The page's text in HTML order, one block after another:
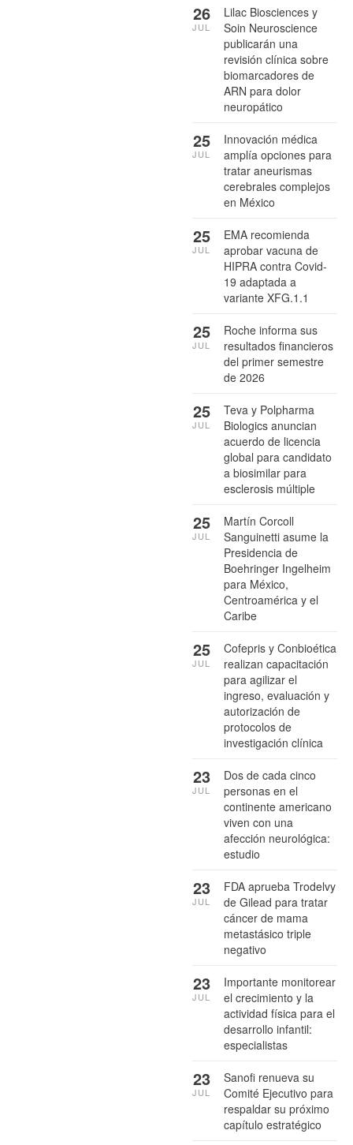
Lilac Biosciences y
Soin Neuroscience
publicarán una
revisión clínica sobre
biomarcadores de
ARN para dolor
neuropático
26
JUL
Innovación médica
amplía opciones para
tratar aneurismas
cerebrales complejos
en México
25
JUL
EMA recomienda
aprobar vacuna de
HIPRA contra Covid-
19 adaptada a
variante XFG.1.1
25
JUL
Roche informa sus
resultados financieros
del primer semestre
de 2026
25
JUL
Teva y Polpharma
Biologics anuncian
acuerdo de licencia
global para candidato
a biosimilar para
esclerosis múltiple
25
JUL
Martín Corcoll
Sanguinetti asume la
Presidencia de
Boehringer Ingelheim
para México,
Centroamérica y el
Caribe
25
JUL
Cofepris y Conbioética
realizan capacitación
para agilizar el
ingreso, evaluación y
autorización de
protocolos de
investigación clínica
25
JUL
Dos de cada cinco
personas en el
continente americano
viven con una
afección neurológica:
estudio
23
JUL
FDA aprueba Trodelvy
de Gilead para tratar
cáncer de mama
metastásico triple
negativo
23
JUL
Importante monitorear
el crecimiento y la
actividad física para el
desarrollo infantil:
especialistas
23
JUL
Sanofi renueva su
Comité Ejecutivo para
respaldar su próximo
capítulo estratégico
23
JUL